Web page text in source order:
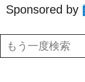
Sponsored by